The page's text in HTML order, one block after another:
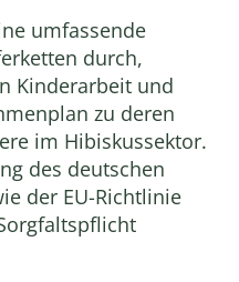
umfassende
durch,
Kinderarbeit und
zu deren
im Hibiskussektor.
des deutschen
der EU-Richtlinie